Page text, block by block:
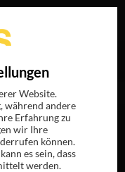
(RTBF)“
Website.
während andere
Erfahrung zu
wir Ihre
können.
es sein, dass
werden.